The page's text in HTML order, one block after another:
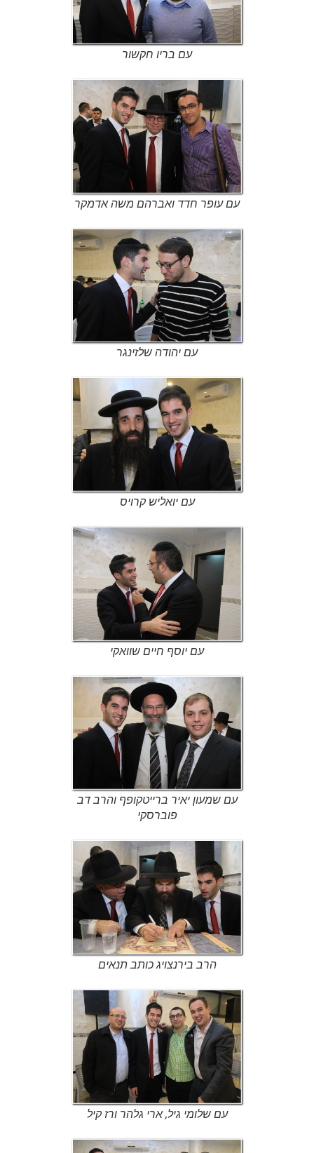
עם בריו חקשור
עם עופר חדד ואברהם משה אדמקר
עם יהודה שלזינגר
עם יואליש קרויס
עם יוסף חיים שוואקי
עם שמעון יאיר ברייטקופף והרב דב
פוברסקי
הרב בירנצויג כותב תנאים
עם שלומי גיל, ארי גלהר ורז קיל